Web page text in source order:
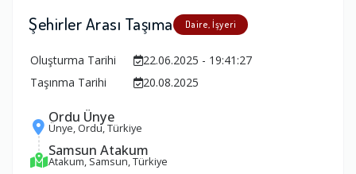
Şehirler Arası Taşıma Daire, İşyeri
Oluşturma Tarihi
22.06.2025 - 19:41:27
Taşınma Tarihi
20.08.2025
Ordu Ünye
Ünye, Ordu, Türkiye
Samsun Atakum
Atakum, Samsun, Türkiye